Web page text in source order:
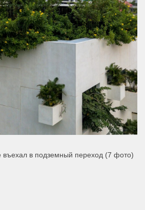
в подземный переход (7 фото)